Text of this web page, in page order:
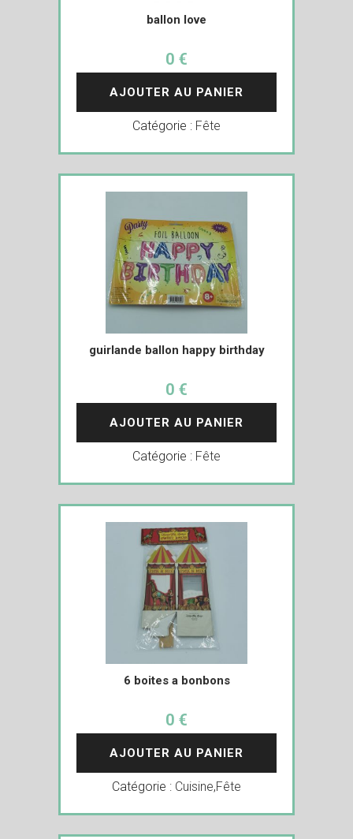
ballon love
0 €
AJOUTER AU PANIER
Catégorie : Fête
guirlande ballon happy birthday
0 €
AJOUTER AU PANIER
Catégorie : Fête
6 boites a bonbons
0 €
AJOUTER AU PANIER
Catégorie : Cuisine,Fête